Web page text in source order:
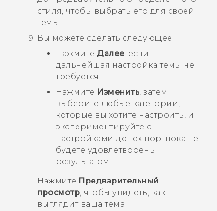
стиля, чтобы выбрать его для своей
темы.
Вы можете сделать следующее.
Нажмите Далее, если
дальнейшая настройка темы не
требуется.
Нажмите Изменить , затем
выберите любые категории,
которые вы хотите настроить, и
экспериментируйте с
настройками до тех пор, пока не
будете удовлетворены
результатом.
Нажмите Предварительный
просмотр , чтобы увидеть, как
выглядит ваша тема.